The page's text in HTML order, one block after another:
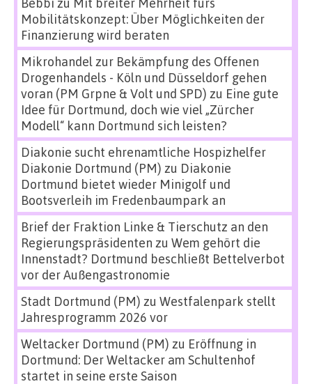
Mobilitätskonzept: Über Möglichkeiten der
Finanzierung wird beraten
Mikrohandel zur Bekämpfung des Offenen
Drogenhandels - Köln und Düsseldorf gehen
voran (PM Grpne & Volt und SPD) zu Eine gute
Idee für Dortmund, doch wie viel „Zürcher
Modell“ kann Dortmund sich leisten?
Diakonie sucht ehrenamtliche Hospizhelfer
Diakonie Dortmund (PM) zu Diakonie
Dortmund bietet wieder Minigolf und
Bootsverleih im Fredenbaumpark an
Brief der Fraktion Linke & Tierschutz an den
Regierungspräsidenten zu Wem gehört die
Innenstadt? Dortmund beschließt Bettelverbot
vor der Außengastronomie
Stadt Dortmund (PM) zu Westfalenpark stellt
Jahresprogramm 2026 vor
Weltacker Dortmund (PM) zu Eröffnung in
Dortmund: Der Weltacker am Schultenhof
startet in seine erste Saison